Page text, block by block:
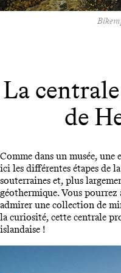
La
de
Comme dans un musée,
ici les différentes étapes de
souterraines et, plus
géothermique. Vous
admirer une collection de
la curiosité, cette centrale
islandaise !